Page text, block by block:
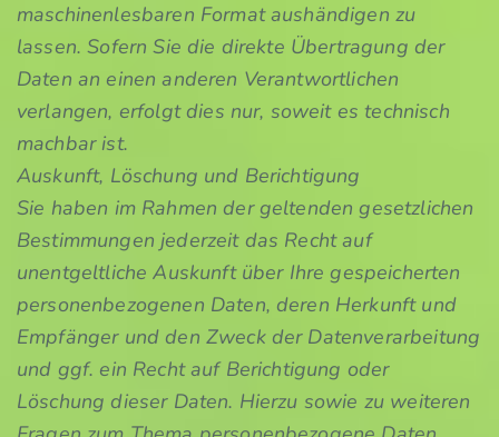
maschinenlesbaren Format aushändigen zu
lassen. Sofern Sie die direkte Übertragung der
Daten an einen anderen Verantwortlichen
verlangen, erfolgt dies nur, soweit es technisch
machbar ist.
Auskunft, Löschung und Berichtigung
Sie haben im Rahmen der geltenden gesetzlichen
Bestimmungen jederzeit das Recht auf
unentgeltliche Auskunft über Ihre gespeicherten
personenbezogenen Daten, deren Herkunft und
Empfänger und den Zweck der Datenverarbeitung
und ggf. ein Recht auf Berichtigung oder
Löschung dieser Daten. Hierzu sowie zu weiteren